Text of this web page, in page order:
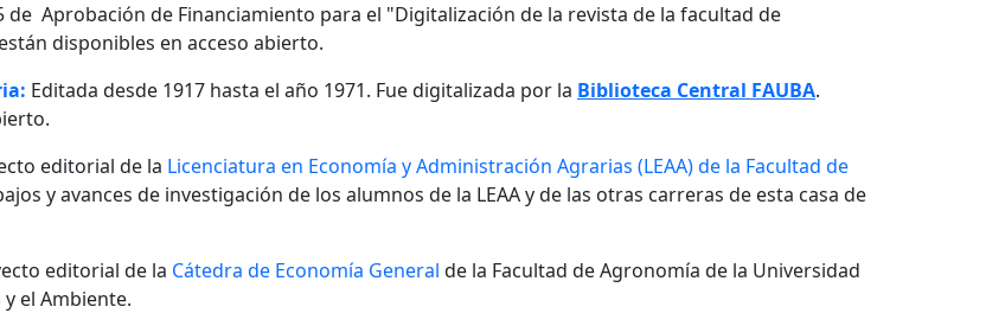
de Aprobación de Financiamiento para el "Digitalización de la revista de la facultad de
disponibles en acceso abierto.
Editada desde 1917 hasta el año 1971. Fue digitalizada por la Biblioteca Central FAUBA.
editorial de la Licenciatura en Economía y Administración Agrarias (LEAA) de la Facultad de
y avances de investigación de los alumnos de la LEAA y de las otras carreras de esta casa de
editorial de la Cátedra de Economía General de la Facultad de Agronomía de la Universidad
y el Ambiente.